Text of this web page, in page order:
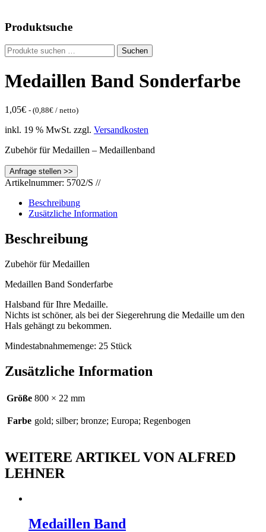
Produktsuche
Suche
nach:
Suchen
Medaillen Band Sonderfarbe
1,05€ - (0,88€ / netto)
inkl. 19 % MwSt. zzgl. Versandkosten
Zubehör für Medaillen – Medaillenband
Artikelnummer: 5702/S //
Beschreibung
Zusätzliche Information
Beschreibung
Zubehör für Medaillen
Medaillen Band Sonderfarbe
Halsband für Ihre Medaille.
Nichts ist schöner, als bei der Siegerehrung die Medaille um den
Hals gehängt zu bekommen.
Mindestabnahmemenge: 25 Stück
Zusätzliche Information
Größe 800 × 22 mm
Farbe gold; silber; bronze; Europa; Regenbogen
WEITERE ARTIKEL VON ALFRED
LEHNER
Medaillen Band